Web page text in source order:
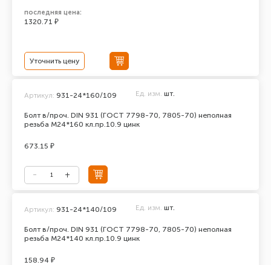
последняя цена:
1320.71 ₽
Уточнить цену
Болт в/проч. DIN 931 (ГОСТ 7798-70, 7805-70) неполная
резьба М24*160 кл.пр.10.9 цинк
Артикул: 931-24*160/109 Ед. изм. шт.
673.15 ₽
Болт в/проч. DIN 931 (ГОСТ 7798-70, 7805-70) неполная
резьба М24*140 кл.пр.10.9 цинк
Артикул: 931-24*140/109 Ед. изм. шт.
158.94 ₽